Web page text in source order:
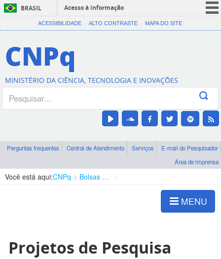
BRASIL
Acesso à informação
CORONAVÍRUS (COVID-19)
Canais
ACESSIBILIDADE ALTO CONTRASTE MAPA DO SITE
CNPq
MINISTÉRIO DA CIÊNCIA, TECNOLOGIA E INOVAÇÕES
Perguntas frequentes Central de Atendimento Serviços
E-mail do Pesquisador
Área de imprensa
Você está aqui:CNPq Bolsas e Auxílios Vigentes
MENU
Projetos de Pesquisa